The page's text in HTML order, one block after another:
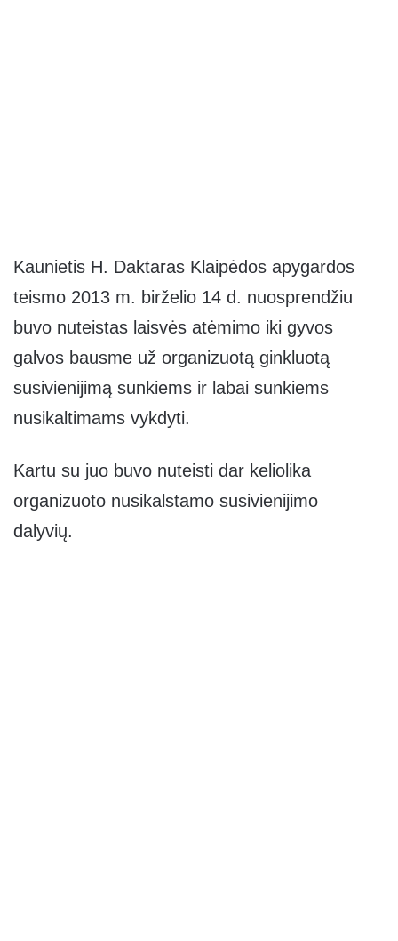
Kaunietis H. Daktaras Klaipėdos apygardos
teismo 2013 m. birželio 14 d. nuosprendžiu
buvo nuteistas laisvės atėmimo iki gyvos
galvos bausme už organizuotą ginkluotą
susivienijimą sunkiems ir labai sunkiems
nusikaltimams vykdyti.
Kartu su juo buvo nuteisti dar keliolika
organizuoto nusikalstamo susivienijimo
dalyvių.